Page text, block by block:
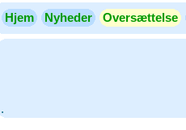
Hjem Nyheder Oversættelse
.